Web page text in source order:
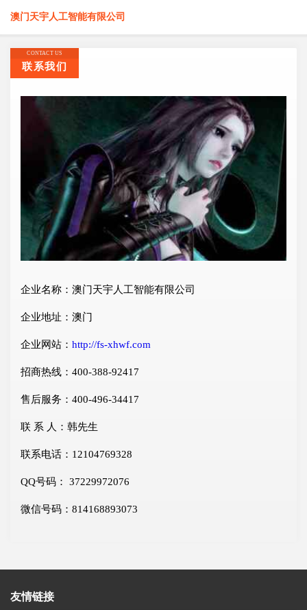
澳门天宇人工智能有限公司
CONTACT US
联系我们
企业名称：澳门天宇人工智能有限公司
企业地址：澳门
企业网站： http://fs-xhwf.com
招商热线：400-388-92417
售后服务：400-496-34417
联 系 人：韩先生
联系电话：12104769328
QQ号码： 37229972076
微信号码：814168893073
友情链接